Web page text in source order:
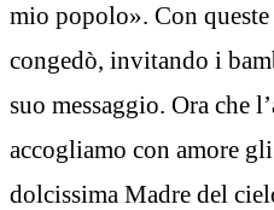
mio popolo». Con
congedò, invitando i
suo messaggio. Ora che
accogliamo con amore
dolcissima Madre del